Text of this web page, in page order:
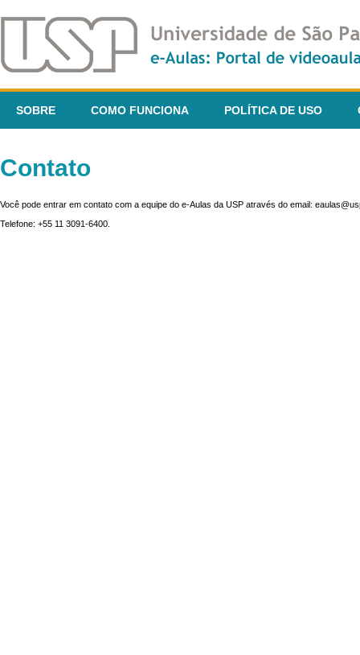
SOBRE COMO FUNCIONA POLÍTICA DE USO
Contato
Você pode entrar em contato com a equipe do e-Aulas da USP através do email:
Telefone: +55 11 3091-6400.